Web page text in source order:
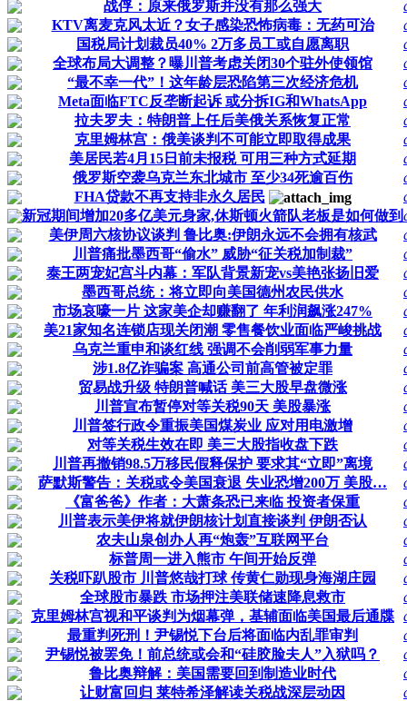
战俘：原来俄罗斯并没有那么强大
KTV离麦克风太近？女子感染恐怖病毒：无药可治
国税局计划裁员40% 2万多员工或自愿离职
全球布局大调整？曝川普考虑关闭30个驻外使领馆
“最不幸一代”！这年龄层恐陷第三次经济危机
Meta面临FTC反垄断起诉 或分拆IG和WhatsApp
拉夫罗夫：特朗普上任后美俄关系恢复正常
克里姆林宫：俄美谈判不可能立即取得成果
美居民若4月15日前未报税 可用三种方式延期
俄罗斯空袭乌克兰东北城市 至少34死逾百伤
FHA贷款不再支持非永久居民
新冠期间增加20多亿美元身家,休斯顿火箭队老板是如何做到
美伊周六核协议谈判 鲁比奥:伊朗永远不会拥有核武
川普痛批墨西哥“偷水” 威胁“征关税加制裁”
泰王两宠妃宫斗内幕：军队背景新宠vs美艳张扬旧爱
墨西哥总统：将立即向美国德州农民供水
市场哀嚎一片 这家美企却赚翻了 年利润飙涨247%
美21家知名连锁店现关闭潮 零售餐饮业面临严峻挑战
乌克兰重申和谈红线 强调不会削弱军事力量
涉1.8亿诈骗案 高通公司前高管被定罪
贸易战升级 特朗普喊话 美三大股早盘微涨
川普宣布暂停对等关税90天 美股暴涨
川普签行政令重振美国煤炭业 应对用电激增
对等关税生效在即 美三大股指收盘下跌
川普再撤销98.5万移民假释保护 要求其“立即”离境
萨默斯警告：关税或令美国衰退 失业恐增200万 美股…
《富爸爸》作者：大萧条恐已来临 投资者保重
川普表示美伊将就伊朗核计划直接谈判 伊朗否认
农夫山泉创办人再“炮轰”互联网平台
标普周一进入熊市 午间开始反弹
关税吓趴股市 川普悠哉打球 传黄仁勋现身海湖庄园
全球股市暴跌 市场押注美联储速降息救市
克里姆林宫视和平谈判为烟幕弹，基辅面临美国最后通牒
最重判死刑！尹锡悦下台后将面临内乱罪审判
尹锡悦被罢免！前总统或会和“硅胶脸夫人”入狱吗？
鲁比奥辩解：美国需要回到制造业时代
让财富回归 莱特希泽解读关税战深层动因